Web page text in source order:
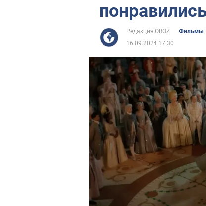
Африка
Лайфхаки
Редакция OBOZ
Фильмы
16.09.2024 17:30